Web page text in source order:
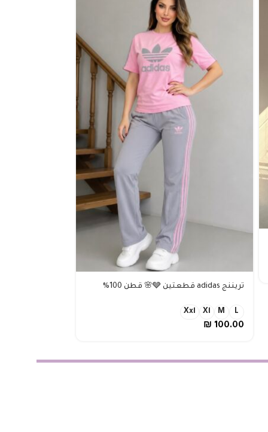
تريننج adidas قطعتين 🩶🌸 قطن 100%
L
M
Xl
Xxl
₪ 100.00